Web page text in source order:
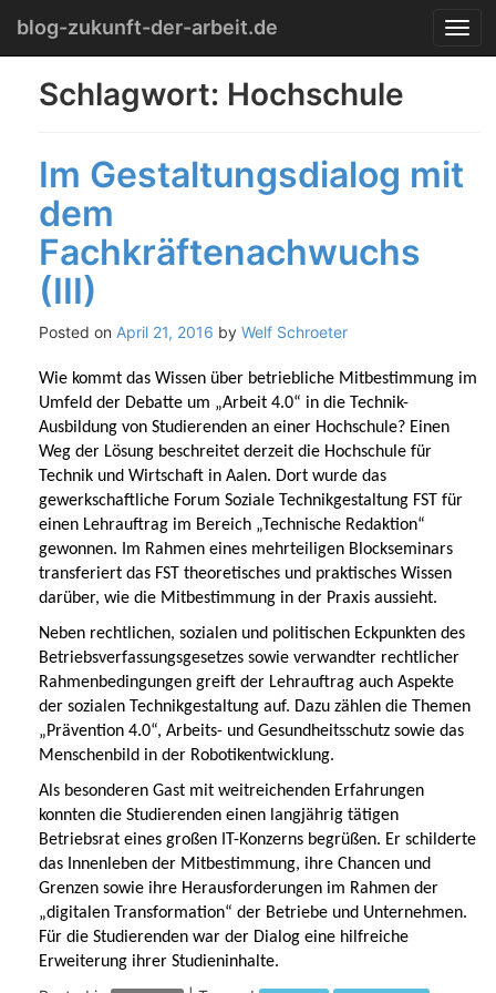
Menu
content
T
o
n
a
blog-zukunft-der-arbeit.de
Schlagwort: Hochschule
Im Gestaltungsdialog mit
dem
Fachkräftenachwuchs
(III)
Posted on April 21, 2016 by Welf Schroeter
Wie kommt das Wissen über betriebliche Mitbestimmung im
Umfeld der Debatte um „Arbeit 4.0“ in die Technik-
Ausbildung von Studierenden an einer Hochschule? Einen
Weg der Lösung beschreitet derzeit die Hochschule für
Technik und Wirtschaft in Aalen. Dort wurde das
gewerkschaftliche Forum Soziale Technikgestaltung FST für
einen Lehrauftrag im Bereich „Technische Redaktion“
gewonnen. Im Rahmen eines mehrteiligen Blockseminars
transferiert das FST theoretisches und praktisches Wissen
darüber, wie die Mitbestimmung in der Praxis aussieht.
Neben rechtlichen, sozialen und politischen Eckpunkten des
Betriebsverfassungsgesetzes sowie verwandter rechtlicher
Rahmenbedingungen greift der Lehrauftrag auch Aspekte
der sozialen Technikgestaltung auf. Dazu zählen die Themen
„Prävention 4.0“, Arbeits- und Gesundheitsschutz sowie das
Menschenbild in der Robotikentwicklung.
Als besonderen Gast mit weitreichenden Erfahrungen
konnten die Studierenden einen langjährig tätigen
Betriebsrat eines großen IT-Konzerns begrüßen. Er schilderte
das Innenleben der Mitbestimmung, ihre Chancen und
Grenzen sowie ihre Herausforderungen im Rahmen der
„digitalen Transformation“ der Betriebe und Unternehmen.
Für die Studierenden war der Dialog eine hilfreiche
Erweiterung ihrer Studieninhalte.